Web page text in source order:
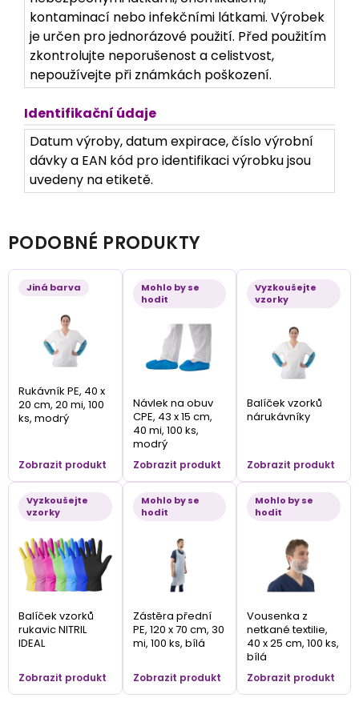
kontaminací nebo infekčními látkami. Výrobek
je určen pro jednorázové použití. Před použitím
zkontrolujte neporušenost a celistvost,
nepoužívejte při známkách poškození.
Identifikační údaje
Datum výroby, datum expirace, číslo výrobní
dávky a EAN kód pro identifikaci výrobku jsou
uvedeny na etiketě.
PODOBNÉ PRODUKTY
Jiná barva
Rukávník PE, 40 x
20 cm, 20 mi, 100
ks, modrý
Zobrazit produkt
Mohlo by se
hodit
Návlek na obuv
CPE, 43 x 15 cm,
40 mi, 100 ks,
modrý
Zobrazit produkt
Vyzkoušejte
vzorky
Balíček vzorků
nárukávníky
Zobrazit produkt
Vyzkoušejte
vzorky
Balíček vzorků
rukavic NITRIL
IDEAL
Zobrazit produkt
Mohlo by se
hodit
Zástěra přední
PE, 120 x 70 cm, 30
mi, 100 ks, bílá
Zobrazit produkt
Mohlo by se
hodit
Vousenka z
netkané textilie,
40 x 25 cm, 100 ks,
bílá
Zobrazit produkt